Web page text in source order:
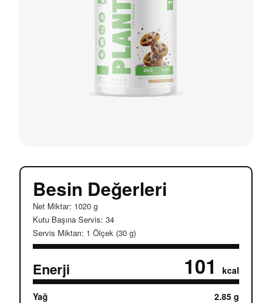
Besin Değerleri
Net Miktar: 1020 g
Kutu Başına Servis: 34
Servis Miktarı: 1 Ölçek (30 g)
Enerji 101 kcal
Yağ
2.85 g